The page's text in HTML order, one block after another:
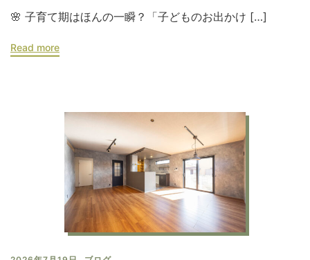
🌸 子育て期はほんの一瞬？「子どものお出かけ […]
Read more